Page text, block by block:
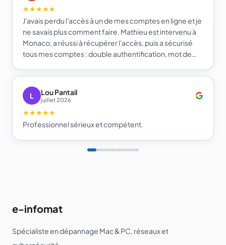
★★★★★
J'avais perdu l'accès à un de mes comptes en ligne et je
ne savais plus comment faire. Mathieu est intervenu à
Monaco, a réussi à récupérer l'accès, puis a sécurisé
tous mes comptes : double authentification, mot de
beaucoup plus serein sur la sécurité de mes comptes.
Je recommande e-infomat.
L
Lou Pantail
juillet 2026
★★★★★
Professionnel sérieux et compétent.
e-infomat
Spécialiste en dépannage Mac & PC, réseaux et